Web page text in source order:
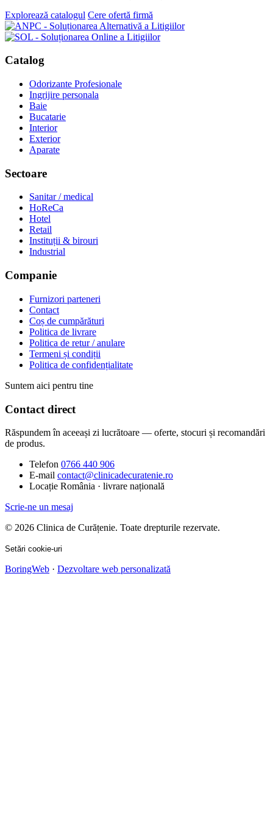
Explorează catalogul Cere ofertă firmă
Catalog
Odorizante Profesionale
Ingrijire personala
Baie
Bucatarie
Interior
Exterior
Aparate
Sectoare
Sanitar / medical
HoReCa
Hotel
Retail
Instituții & birouri
Industrial
Companie
Furnizori parteneri
Contact
Coș de cumpărături
Politica de livrare
Politica de retur / anulare
Termeni și condiții
Politica de confidențialitate
Suntem aici pentru tine
Contact direct
Răspundem în aceeași zi lucrătoare — oferte, stocuri și recomandări
de produs.
Telefon 0766 440 906
E-mail contact@clinicadecuratenie.ro
Locație România · livrare națională
Scrie-ne un mesaj
© 2026 Clinica de Curățenie. Toate drepturile rezervate.
Setări cookie-uri
BoringWeb · Dezvoltare web personalizată